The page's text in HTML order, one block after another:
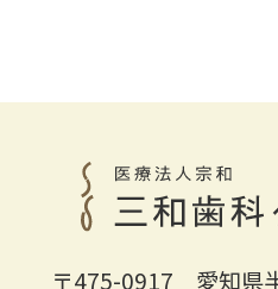
〒475-0917 愛知県